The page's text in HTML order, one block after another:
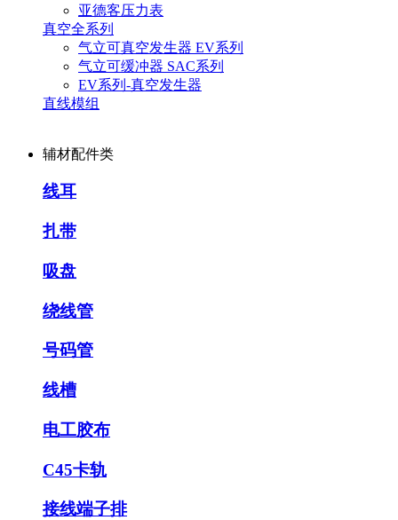
亚德客压力表
真空全系列
气立可真空发生器 EV系列
气立可缓冲器 SAC系列
EV系列-真空发生器
直线模组
辅材配件类
线耳
扎带
吸盘
绕线管
号码管
线槽
电工胶布
C45卡轨
接线端子排